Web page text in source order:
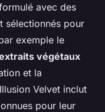
avec des
sélectionnés pour
exemple le
végétaux
et la
Velvet inclut
pour leur